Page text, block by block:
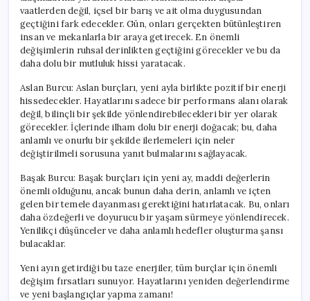
vaatlerden değil, içsel bir barış ve ait olma duygusundan
geçtiğini fark edecekler. Gün, onları gerçekten bütünleştiren
insan ve mekanlarla bir araya getirecek. En önemli
değişimlerin ruhsal derinlikten geçtiğini görecekler ve bu da
daha dolu bir mutluluk hissi yaratacak.
Aslan Burcu: Aslan burçları, yeni ayla birlikte pozitif bir enerji
hissedecekler. Hayatlarını sadece bir performans alanı olarak
değil, bilinçli bir şekilde yönlendirebilecekleri bir yer olarak
görecekler. İçlerinde ilham dolu bir enerji doğacak; bu, daha
anlamlı ve onurlu bir şekilde ilerlemeleri için neler
değiştirilmeli sorusuna yanıt bulmalarını sağlayacak.
Başak Burcu: Başak burçları için yeni ay, maddi değerlerin
önemli olduğunu, ancak bunun daha derin, anlamlı ve içten
gelen bir temele dayanması gerektiğini hatırlatacak. Bu, onları
daha özdeğerli ve doyurucu bir yaşam sürmeye yönlendirecek.
Yenilikçi düşünceler ve daha anlamlı hedefler oluşturma şansı
bulacaklar.
Yeni ayın getirdiği bu taze enerjiler, tüm burçlar için önemli
değişim fırsatları sunuyor. Hayatlarını yeniden değerlendirme
ve yeni başlangıçlar yapma zamanı!